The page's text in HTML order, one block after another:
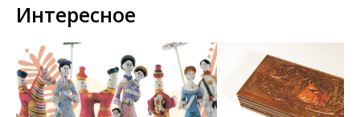
Интересное